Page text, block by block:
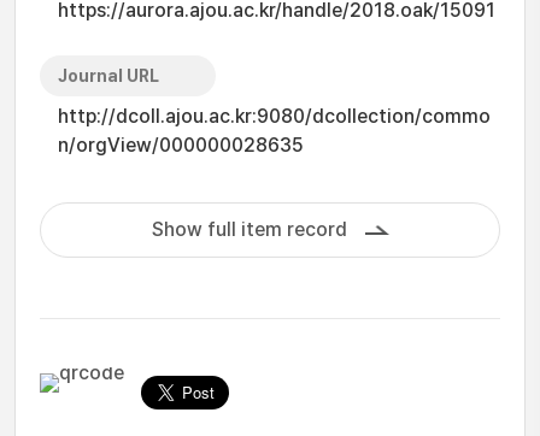
https://aurora.ajou.ac.kr/handle/2018.oak/15091
Journal URL
http://dcoll.ajou.ac.kr:9080/dcollection/commo
n/orgView/000000028635
Show full item record